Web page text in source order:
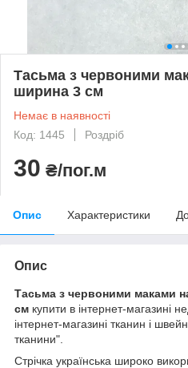
Тасьма з червоними
ширина 3 см
Немає в наявності
Код: 1445
Роздріб
30 ₴/пог.м
Опис Характеристики
Опис
Тасьма з червоними маками
см купити в інтернет-магазині
інтернет-магазині тканин і
тканини".
Стрічка українська широко